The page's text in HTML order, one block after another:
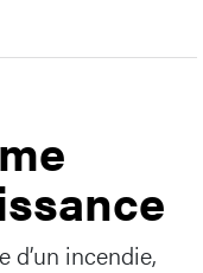
d’un incendie,